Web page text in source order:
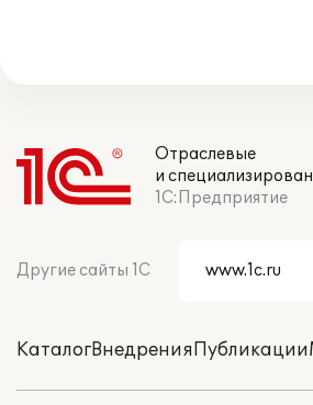
Отраслевые
и
1С:Предприятие
Другие сайты 1С
КаталогВнедренияПубликации